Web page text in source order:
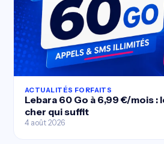
ACTUALITÉS FORFAITS
Lebara 60 Go à 6,99 €/mois
cher qui suffit
4 août 2026